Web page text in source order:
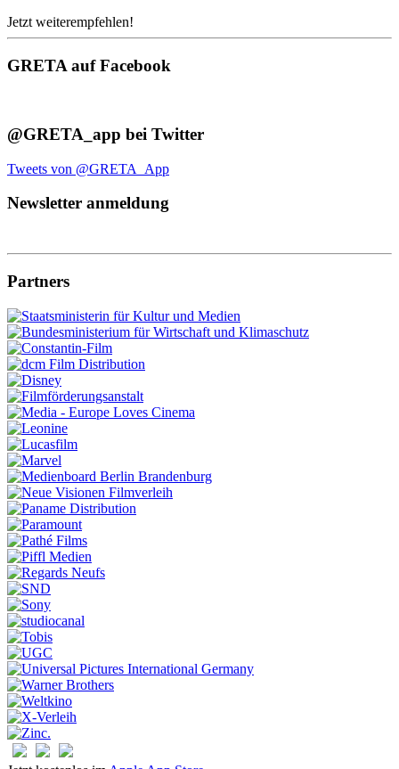
Jetzt weiterempfehlen!
GRETA auf Facebook
@GRETA_app bei Twitter
Tweets von @GRETA_App
Newsletter anmeldung
Partners